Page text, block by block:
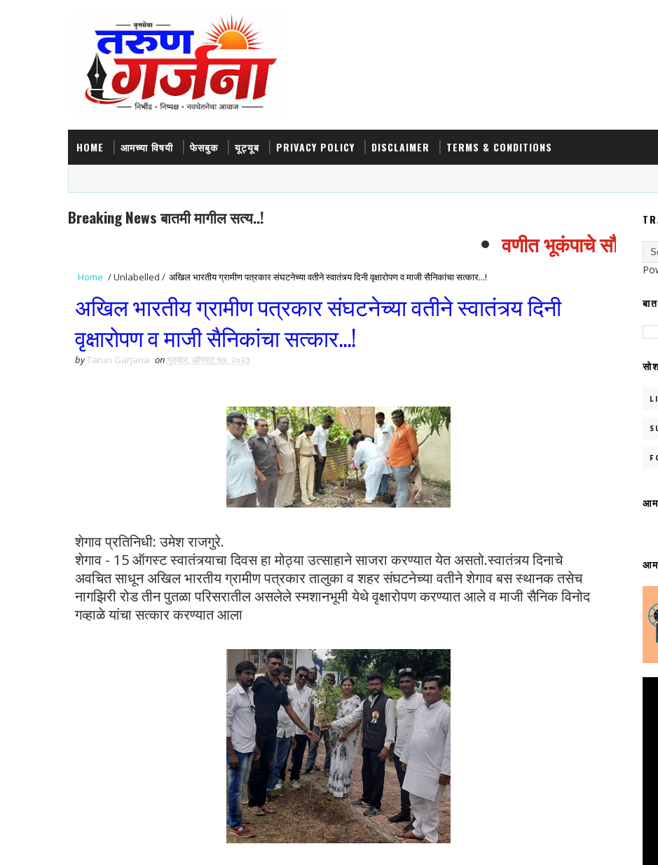
HOME आमच्या विषयी फेसबुक यूट्यूब PRIVACY POLICY DISCLAIMER TERMS & CONDITIONS
Breaking News बातमी मागील सत्य..!
वणीत भूकंपाचे सौम्य
Home /Unlabelled / अखिल भारतीय ग्रामीण पत्रकार संघटनेच्या वतीने स्वातंत्र्य दिनी वृक्षारोपण व माजी सैनिकांचा सत्कार...!
अखिल भारतीय ग्रामीण पत्रकार संघटनेच्या वतीने स्वातंत्र्य दिनी
वृक्षारोपण व माजी सैनिकांचा सत्कार...!
byTarun Garjana onगुरुवार, ऑगस्ट १७, २०२३
शेगाव प्रतिनिधी: उमेश राजगुरे.
शेगाव - 15 ऑगस्ट स्वातंत्र्याचा दिवस हा मोठ्या उत्साहाने साजरा करण्यात येत असतो.स्वातंत्र्य दिनाचे
अवचित साधून अखिल भारतीय ग्रामीण पत्रकार तालुका व शहर संघटनेच्या वतीने शेगाव बस स्थानक तसेच
नागझिरी रोड तीन पुतळा परिसरातील असलेले स्मशानभूमी येथे वृक्षारोपण करण्यात आले व माजी सैनिक विनोद
गव्हाळे यांचा सत्कार करण्यात आला